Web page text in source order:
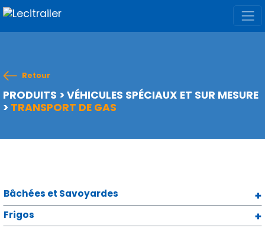
Retour
PRODUITS > VÉHICULES SPÉCIAUX ET SUR MESURE
> TRANSPORT DE GAS
Bâchées et Savoyardes
Frigos